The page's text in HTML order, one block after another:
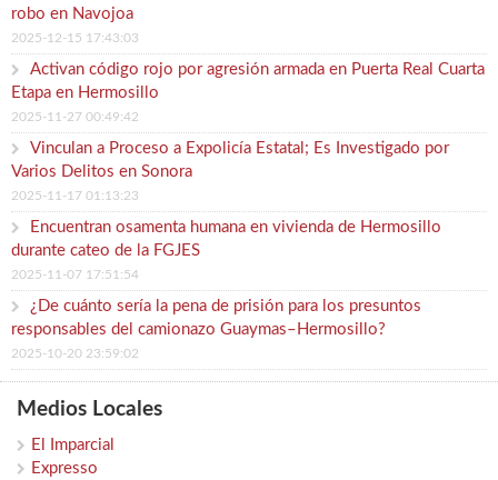
robo en Navojoa
2025-12-15 17:43:03
Activan código rojo por agresión armada en Puerta Real Cuarta
Etapa en Hermosillo
2025-11-27 00:49:42
Vinculan a Proceso a Expolicía Estatal; Es Investigado por
Varios Delitos en Sonora
2025-11-17 01:13:23
Encuentran osamenta humana en vivienda de Hermosillo
durante cateo de la FGJES
2025-11-07 17:51:54
¿De cuánto sería la pena de prisión para los presuntos
responsables del camionazo Guaymas–Hermosillo?
2025-10-20 23:59:02
Medios Locales
El Imparcial
Expresso